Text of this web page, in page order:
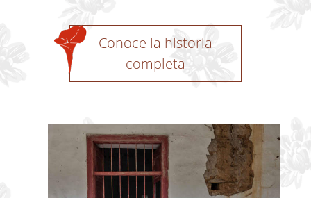
Conoce la historia
completa